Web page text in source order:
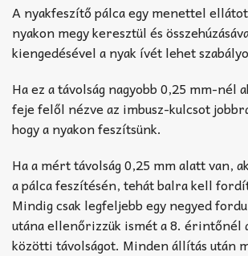
A nyakfeszítő pálca egy menettel
nyakon megy keresztül és
kiengedésével a nyak ívét lehet
Ha ez a távolság nagyobb 0,25 mm-nél
feje felől nézve az imbusz-kulcsot
hogy a nyakon feszítsünk.
Ha a mért távolság 0,25 mm alatt van,
a pálca feszítésén, tehát balra kell
Mindig csak legfeljebb egy negyed
utána ellenőrizzük ismét a 8. érintőnél
közötti távolságot. Minden állítás után